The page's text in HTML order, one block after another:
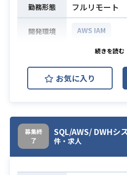
API レベルで
ロイパイプラ
の最適化など
エンドユーザ
に稼働させる
く機能変更に
・新機能の開
業務
・既存のイン
m によるコー
・アプリケー
行等の経験
・EC2/EFS/
Watch/SSM/
インフラに関
・開発工程（
きる
コミュニケーシ
・課題、検討
とすり合わせ
勤務形態 フルリモート
開発環境 AWS IAM
業務内容
アクセス制御
義工程をご担
セキュリティ
して、AWS
だきます。
システム運用
可やアクセス
うための検討
お気に入り
募集終
了
SQL/AWS/ DWHシ
件・求人